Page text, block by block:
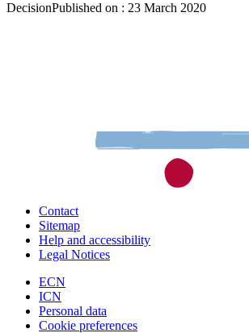
DecisionPublished on : 23 March 2020
Contact
Sitemap
Help and accessibility
Legal Notices
ECN
ICN
Personal data
Cookie preferences